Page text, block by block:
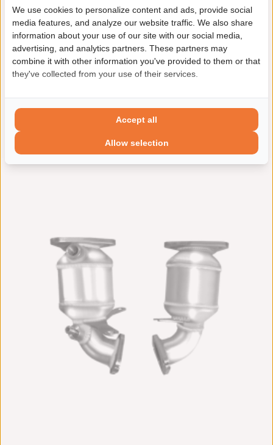
BM Catalysts
Katalysator
(BM91578H)
Euro norm: EURO 4
Incl. pakking set: Ja
Merk: BM Catalysts
€ 223,08
€ 269,92 incl. btw
Levertijd:1 - 11 werkdagen
Fabrikantcode: BM91578H
We use cookies to personalize content and ads, provide social
media features, and analyze our website traffic. We also share
information about your use of our site with our social media,
advertising, and analytics partners. These partners may
combine it with other information you've provided to them or that
they've collected from your use of their services.
Allow selection
Accept all